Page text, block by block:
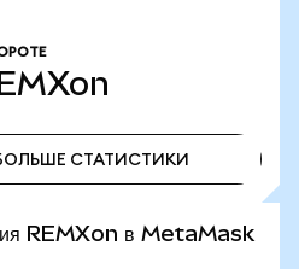
СТАТИСТИКИ
REMXon в MetaMask